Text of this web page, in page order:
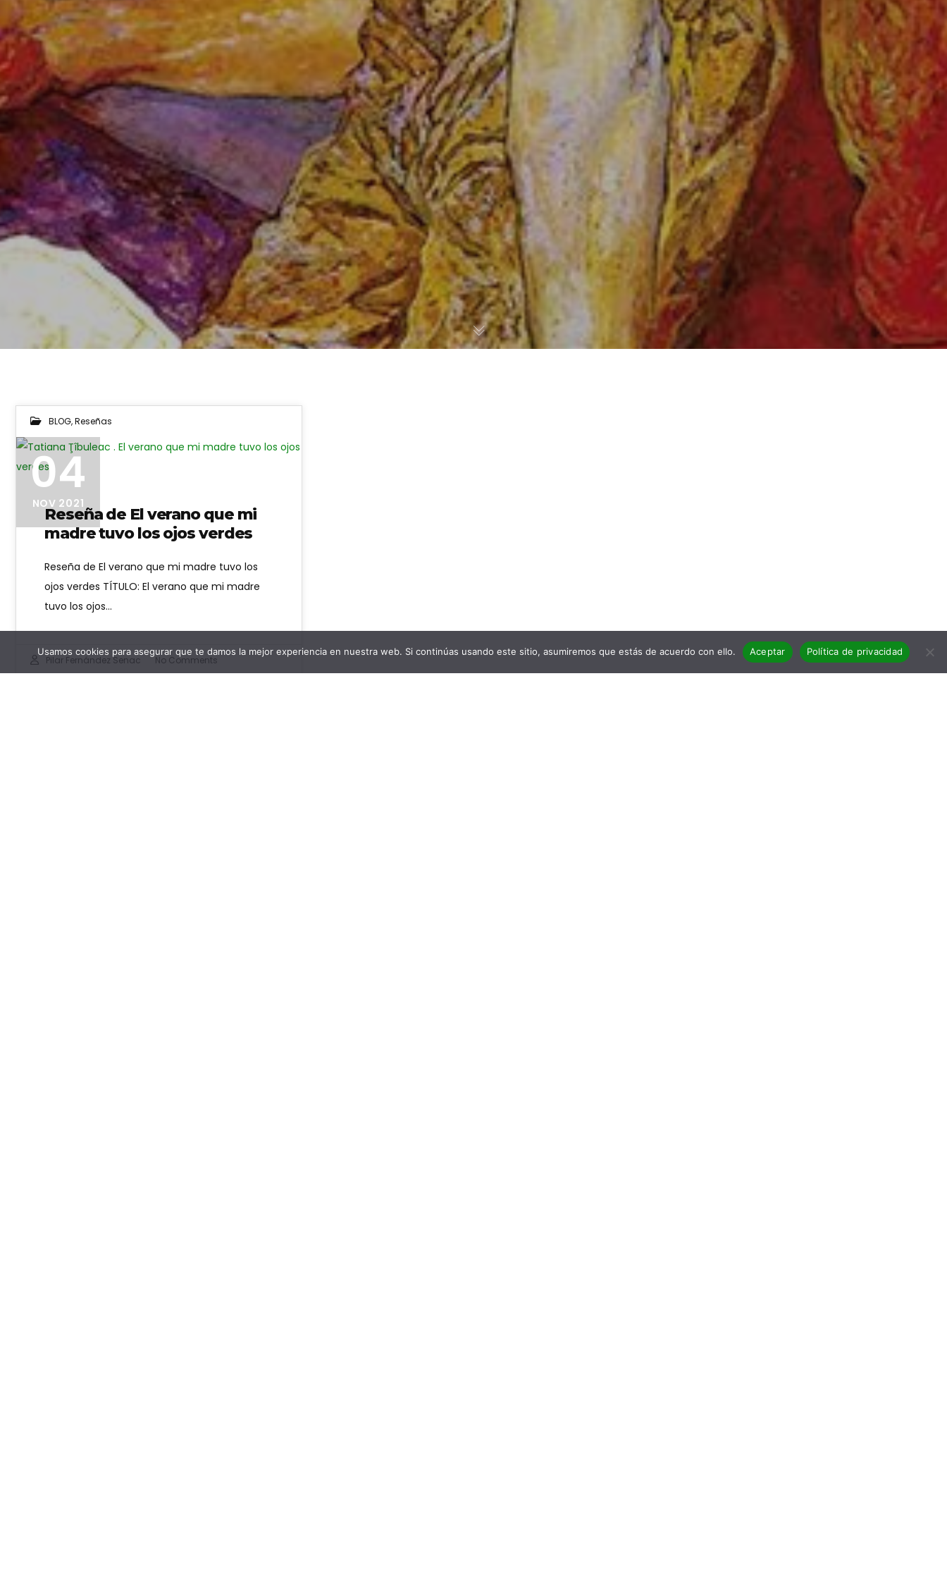
BLOG,Reseñas
04
NOV 2021
Reseña de El verano que mi
madre tuvo los ojos verdes
Reseña de El verano que mi madre tuvo los
ojos verdes TÍTULO: El verano que mi madre
tuvo los ojos…
Pilar Fernández Senac No Comments
Usamos cookies para asegurar que te damos la mejor experiencia en nuestra web. Si continúas usando este sitio, asumiremos que estás de acuerdo con ello. Aceptar Política de privacidad